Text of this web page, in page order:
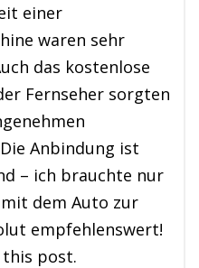
einer
waren sehr
das kostenlose
Fernseher sorgten
Anbindung ist
– ich brauchte nur
dem Auto zur
empfehlenswert!
post.